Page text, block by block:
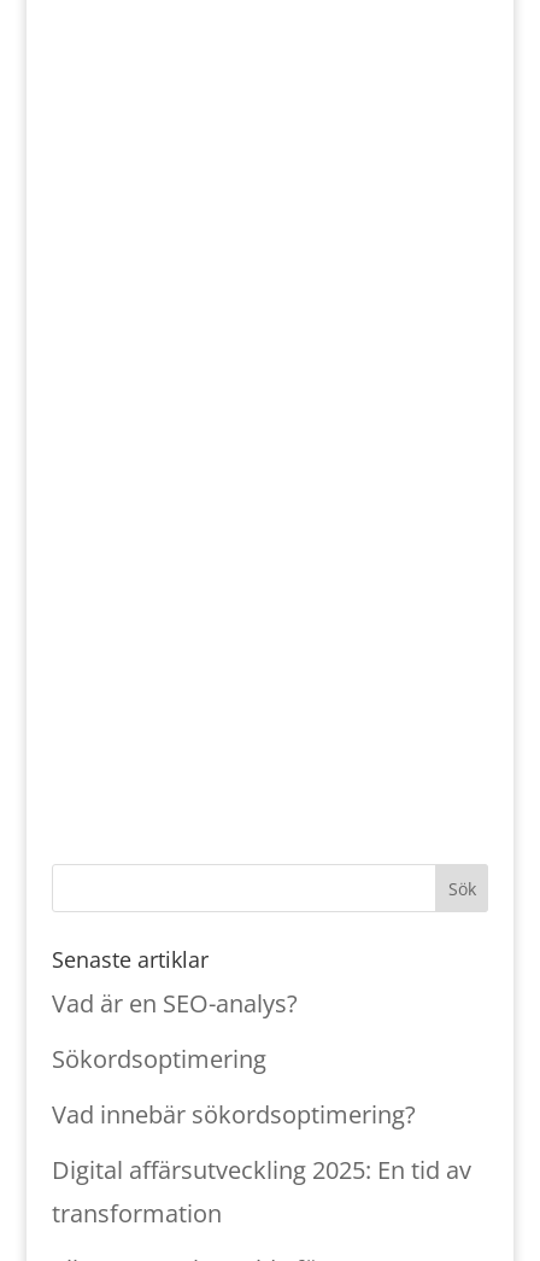
Senaste artiklar
Vad är en SEO-analys?
Sökordsoptimering
Vad innebär sökordsoptimering?
Digital affärsutveckling 2025: En tid av
transformation